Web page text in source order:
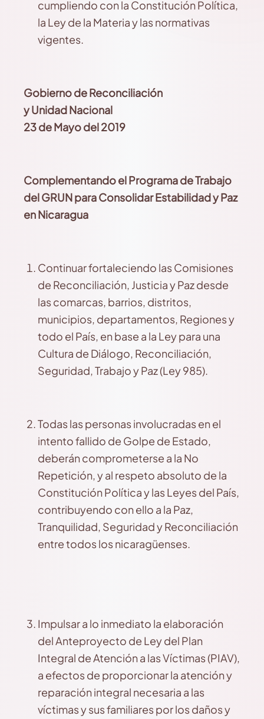
cumpliendo con la Constitución Política,
la Ley de la Materia y las normativas
vigentes.
Gobierno de Reconciliación
y Unidad Nacional
23 de Mayo del 2019
Complementando el Programa de Trabajo
del GRUN para Consolidar Estabilidad y Paz
en Nicaragua
Continuar fortaleciendo las Comisiones
de Reconciliación, Justicia y Paz desde
las comarcas, barrios, distritos,
municipios, departamentos, Regiones y
todo el País, en base a la Ley para una
Cultura de Diálogo, Reconciliación,
Seguridad, Trabajo y Paz (Ley 985).
Todas las personas involucradas en el
intento fallido de Golpe de Estado,
deberán comprometerse a la No
Repetición, y al respeto absoluto de la
Constitución Política y las Leyes del País,
contribuyendo con ello a la Paz,
Tranquilidad, Seguridad y Reconciliación
entre todos los nicaragüenses.
Impulsar a lo inmediato la elaboración
del Anteproyecto de Ley del Plan
Integral de Atención a las Víctimas (PIAV),
a efectos de proporcionar la atención y
reparación integral necesaria a las
víctimas y sus familiares por los daños y